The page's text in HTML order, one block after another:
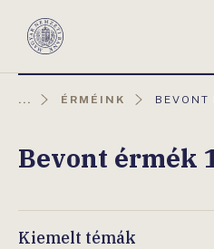
Magyar
... ÉRMÉINK BEVONT
Bevont érmék
Kiemelt témák